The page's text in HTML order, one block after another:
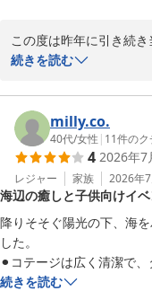
ぜひまた季節を変えて
だけましたら幸いです。
す。
ＧＬＡＭＰＩＮＧ ＫＡ
2026-06-25
慌ただしい日々を少し忘
1番わくわくしていた主
また家族で行きたいねと
この度は昨年に引き続
ございます。
今年もご家族皆様でお
り嬉しく思っておりま
にしてくださっていた
ました。
お部屋やお風呂、トイレ
適にお過ごしいただけ
散歩やBBQ、お部屋で
い思いの時間をお楽し
しいただけたことを何よ
続きを読む
milly.co.
40代/女性 | 11件のク
4 2026年7
レジャー 家族 2026年7
海辺の癒しと子供向けイ
降りそそぐ陽光の下、海
した。
⚫︎コテージは広く清潔で
ったです。（ドームでは
続きを読む